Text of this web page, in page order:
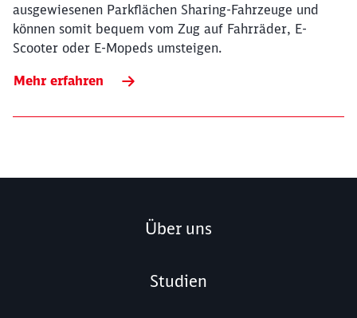
ausgewiesenen Parkflächen Sharing-Fahrzeuge und
können somit bequem vom Zug auf Fahrräder, E-
Scooter oder E-Mopeds umsteigen.
Mehr erfahren
Über uns
Studien